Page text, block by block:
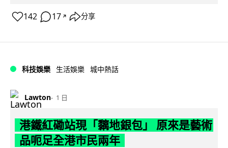
142 17 ↗ 分享
科技娛樂 生活娛樂 城中熱話
Lawton 1 日
港鐵紅磡站現「黐地銀包」 原來是藝術
品呃足全港市民兩年